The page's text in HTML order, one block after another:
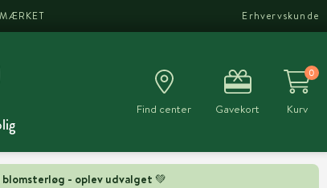
- oplev udvalget 💚
Erhvervskunde
Find center Gavekort
0
Kurv